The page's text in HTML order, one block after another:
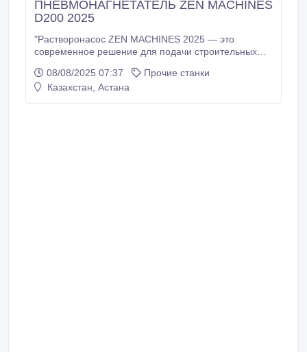
ПНЕВМОНАГНЕТАТЕЛЬ ZEN MACHINES
D200 2025
"Растворонасос ZEN MACHINES 2025 — это
современное решение для подачи строительных
Оснащён японским дизельным двигателем ISUZU и
компрессором AIRMAN, что гарантирует
08/08/2025 07:37
Прочие станки
Казахстан, Астана